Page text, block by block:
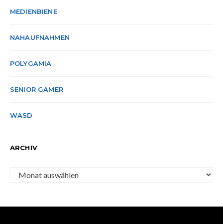
MEDIENBIENE
NAHAUFNAHMEN
POLYGAMIA
SENIOR GAMER
WASD
ARCHIV
Archiv